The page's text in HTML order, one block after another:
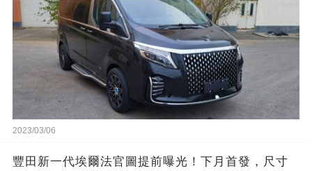
2023/03/06
豐田新一代埃爾法官圖提前曝光！下月首發，尺寸